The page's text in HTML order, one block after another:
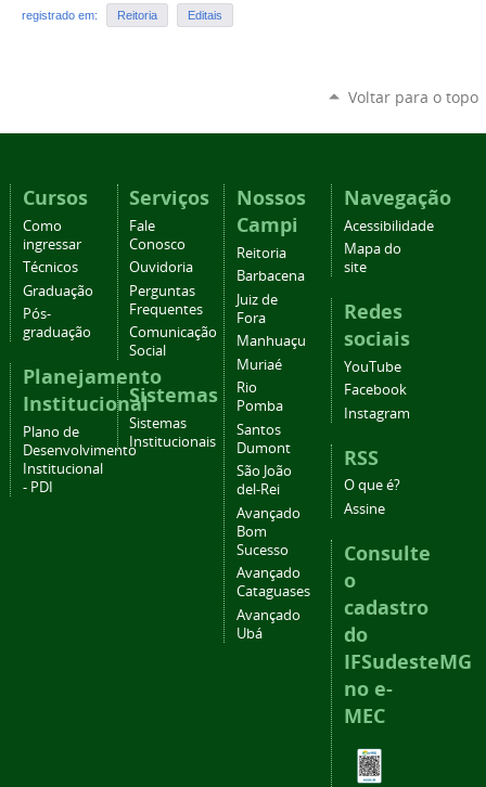
registrado em: Reitoria Editais
Voltar para o topo
Cursos
Como
ingressar
Técnicos
Graduação
Pós-
graduação
Planejamento
Institucional
Plano de
Desenvolvimento
Institucional
- PDI
Serviços
Fale
Conosco
Ouvidoria
Perguntas
Frequentes
Comunicação
Social
Sistemas
Sistemas
Institucionais
Nossos
Campi
Reitoria
Barbacena
Juiz de
Fora
Manhuaçu
Muriaé
Rio
Pomba
Santos
Dumont
São João
del-Rei
Avançado
Bom
Sucesso
Avançado
Cataguases
Avançado
Ubá
Navegação
Acessibilidade
Mapa do
site
Redes
sociais
YouTube
Facebook
Instagram
RSS
O que é?
Assine
Consulte
o
cadastro
do
IFSudesteMG
no e-
MEC